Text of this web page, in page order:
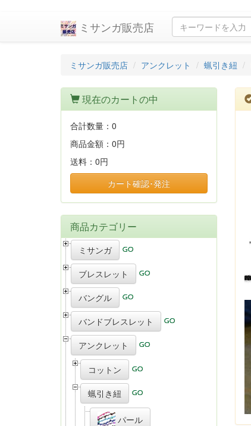
ミサンガ販売店
ミサンガ販売店 アンクレット 蝋引き紐
現在のカートの中
合計数量： 0
商品金額： 0円
送料： 0円
カート確認･発注
商品カテゴリー
ミサンガ
ブレスレット
バングル
バンドブレスレット
アンクレット
コットン
蝋引き紐
パール